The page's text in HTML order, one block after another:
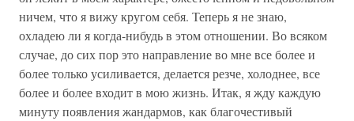
ничем, что я вижу кругом себя. Теперь я не знаю,
охладею ли я когда-нибудь в этом отношении. Во всяком
случае, до сих пор это направление во мне все более и
более только усиливается, делается резче, холоднее, все
более и более входит в мою жизнь. Итак, я жду каждую
минуту появления жандармов, как благочестивый